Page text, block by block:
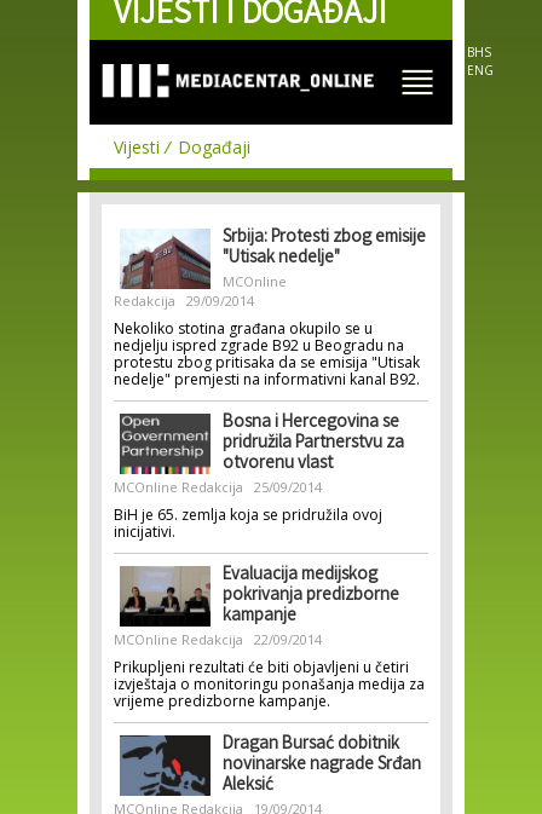
Skip to
main
VIJESTI I DOGAĐAJI
BHS
ENG
Vijesti Događaji
Srbija: Protesti zbog emisije
"Utisak nedelje"
MCOnline
Redakcija
29/09/2014
Nekoliko stotina građana okupilo se u
nedjelju ispred zgrade B92 u Beogradu na
protestu zbog pritisaka da se emisija "Utisak
nedelje" premjesti na informativni kanal B92.
Bosna i Hercegovina se
pridružila Partnerstvu za
otvorenu vlast
MCOnline Redakcija 25/09/2014
BiH je 65. zemlja koja se pridružila ovoj
inicijativi.
Evaluacija medijskog
pokrivanja predizborne
kampanje
MCOnline Redakcija 22/09/2014
Prikupljeni rezultati će biti objavljeni u četiri
izvještaja o monitoringu ponašanja medija za
vrijeme predizborne kampanje.
Dragan Bursać dobitnik
novinarske nagrade Srđan
Aleksić
MCOnline Redakcija 19/09/2014